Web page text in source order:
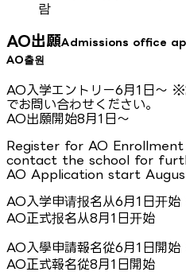
람
AO出願Admissions office
AO출원
AO入学エントリー6月1日〜
でお問い合わせください。
AO出願開始8月1日〜
Register for AO
contact the school for
AO Application start
AO入学申请报名从6月1日开
AO正式报名从8月1日开始
AO入學申請報名從6月1日開
AO正式報名從8月1日開始